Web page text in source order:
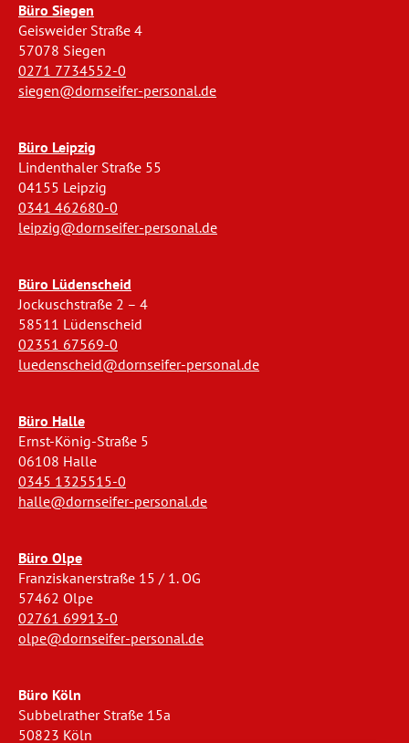
Büro Siegen
Geisweider Straße 4
57078 Siegen
0271 7734552-0
siegen@dornseifer-personal.de
Büro Leipzig
Lindenthaler Straße 55
04155 Leipzig
0341 462680-0
leipzig@dornseifer-personal.de
Büro Lüdenscheid
Jockuschstraße 2 – 4
58511 Lüdenscheid
02351 67569-0
luedenscheid@dornseifer-personal.de
Büro Halle
Ernst-König-Straße 5
06108 Halle
0345 1325515-0
halle@dornseifer-personal.de
Büro Olpe
Franziskanerstraße 15 / 1. OG
57462 Olpe
02761 69913-0
olpe@dornseifer-personal.de
Büro Köln
Subbelrather Straße 15a
50823 Köln